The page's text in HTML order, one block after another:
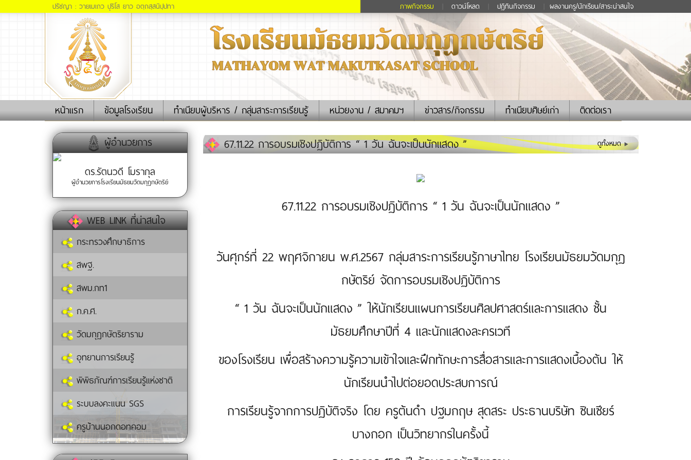
ปรัชญา : วายเมเถว ปุริโส ยาว อตฺถสฺสนิปฺปทา ภาพกิจกรรม ดาวน์โหลด ปฏิทินกิจกรรม ผลงานครู/นักเรียน/สาระน่าสนใจ
หน้าแรก(current)ข้อมูลโรงเรียน ทำเนียบผู้บริหาร / กลุ่มสาระการเรียนรู้ หน่วยงาน / สมาคมฯ ข่าวสาร/กิจกรรม ทำเนียบศิษย์เก่า ติดต่อเรา
ผู้อำนวยการ
ดร.รัตนวดี โมรากุล
ผู้อำนวยการโรงเรียนมัธยมวัดมกุฏกษัตริย์
WEB LINK ที่น่าสนใจ
กระทรวงศึกษาธิการ
สพฐ.
สพม.กท1
ก.ค.ศ.
วัดมกุฏกษัตริยาราม
อุทยานการเรียนรู้
พิพิธภัณฑ์การเรียนรู้แห่งชาติ
ระบบลงคะแนน SGS
ครูบ้านนอกดอทคอม
67.11.22 การอบรมเชิงปฏิบัติการ “ 1 วัน ฉันจะเป็นนักแสดง ” ดูทั้งหมด
67.11.22 การอบรมเชิงปฏิบัติการ “ 1 วัน ฉันจะเป็นนักแสดง ”
วันศุกร์ที่ 22 พฤศจิกายน พ.ศ.2567 กลุ่มสาระการเรียนรู้ภาษาไทย โรงเรียนมัธยมวัดมกุฏ
กษัตริย์ จัดการอบรมเชิงปฏิบัติการ
“ 1 วัน ฉันจะเป็นนักแสดง ” ให้นักเรียนแผนการเรียนศิลปศาสตร์และการแสดง ชั้น
มัธยมศึกษาปีที่ 4 และนักแสดงละครเวที
ของโรงเรียน เพื่อสร้างความรู้ความเข้าใจและฝึกทักษะการสื่อสารและการแสดงเบื้องต้น ให้
นักเรียนนำไปต่อยอดประสบการณ์
การเรียนรู้จากการปฏิบัติจริง โดย ครูต้นดำ ปฐมกฤษ สุดสระ ประธานบริษัท ซินเซียร์
บางกอก เป็นวิทยากรในครั้งนี้